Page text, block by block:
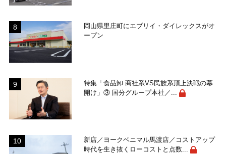
岡山県里庄町にエブリイ・ダイレックスがオ
ープン
特集「食品卸 商社系VS民族系頂上決戦の幕
開け」③ 国分グループ本社／...
新店／ヨークベニマル馬渡店／コストアップ
時代を生き抜くローコストと点数...